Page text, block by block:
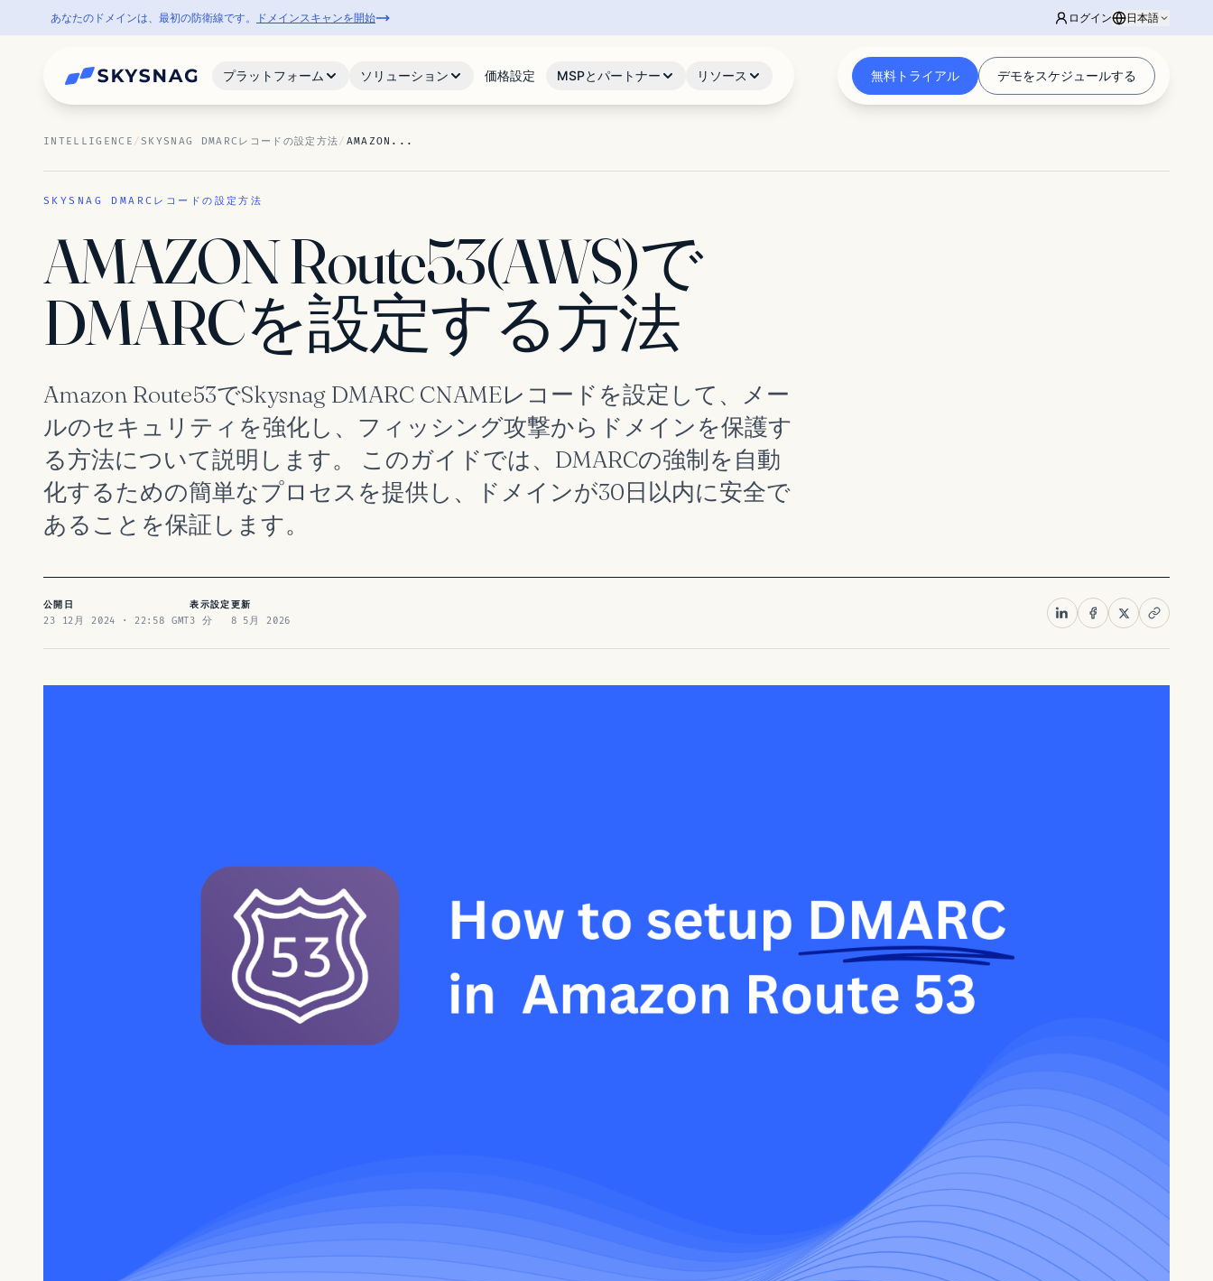
あなたのドメインは、最初の防衛線です。 ドメインスキャンを開始 ログイン 日本語
プラットフォーム ソリューション 価格設定 MSPとパートナー リソース 無料トライアル デモをスケジュールする
INTELLIGENCE / SKYSNAG DMARCレコードの設定方法/ AMAZON...
SKYSNAG DMARCレコードの設定方法
AMAZON Route53(AWS)で
DMARCを設定する方法
Amazon Route53でSkysnag DMARC CNAMEレコードを設定して、メー
ルのセキュリティを強化し、フィッシング攻撃からドメインを保護す
る方法について説明します。 このガイドでは、DMARCの強制を自動
化するための簡単なプロセスを提供し、ドメインが30日以内に安全で
あることを保証します。
公開日
23 12月 2024 · 22:58 GMT
表示設定
3 分
更新
8 5月 2026